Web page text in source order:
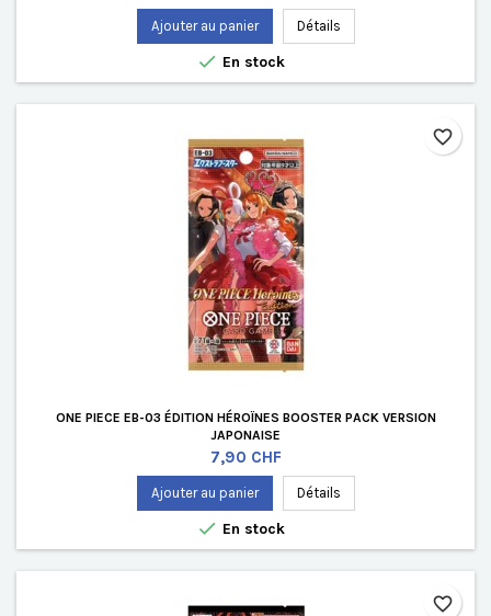
Ajouter au panier Détails
 En stock
ONE PIECE EB-03 ÉDITION HÉROÏNES BOOSTER PACK VERSION
JAPONAISE
Prix
7,90 CHF
Ajouter au panier Détails
 En stock
favorite_border
favorite_border